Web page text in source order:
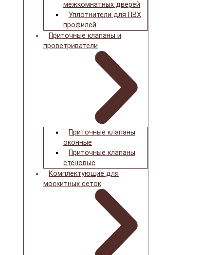
межкомнатных дверей
Уплотнители для ПВХ
профилей
Приточные клапаны и
проветриватели
Приточные клапаны
оконные
Приточные клапаны
стеновые
Комплектующие для
москитных сеток